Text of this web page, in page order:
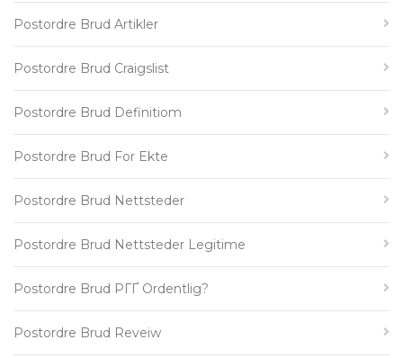
Postordre Brud Artikler
Postordre Brud Craigslist
Postordre Brud Definitiom
Postordre Brud For Ekte
Postordre Brud Nettsteder
Postordre Brud Nettsteder Legitime
Postordre Brud PГҐ Ordentlig?
Postordre Brud Reveiw